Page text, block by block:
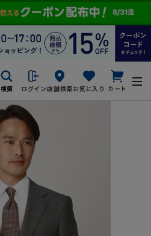
検索 ログイン店舗検索お気に入り カート